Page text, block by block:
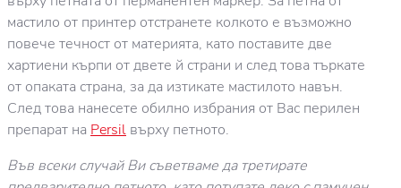
мастило от принтер отстранете колкото е възможно
повече течност от материята, като поставите две
хартиени кърпи от двете й страни и след това търкате
от опаката страна, за да изтикате мастилото навън.
След това нанесете обилно избрания от Вас перилен
препарат на Persil върху петното.
Във всеки случай Ви съветваме да третирате